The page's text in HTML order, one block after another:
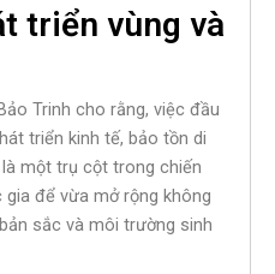
triển vùng và
Trinh cho rằng, việc đầu
triển kinh tế, bảo tồn di
một trụ cột trong chiến
gia để vừa mở rộng không
sắc và môi trường sinh